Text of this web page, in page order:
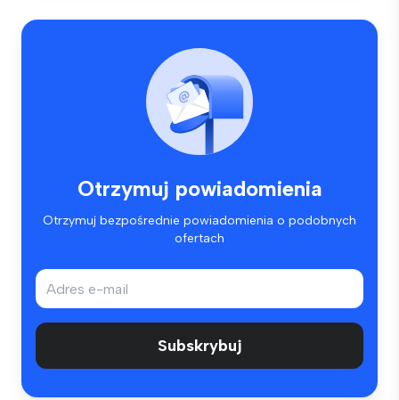
Otrzymuj powiadomienia
Otrzymuj bezpośrednie powiadomienia o podobnych
ofertach
Subskrybuj